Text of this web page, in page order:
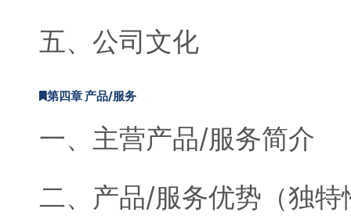
五、公司文化
第四章 产品/服务
一、主营产品/服务简介
二、产品/服务优势（独特